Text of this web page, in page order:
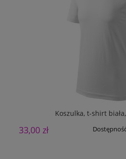
Koszulka, t-shirt
33,00 zł